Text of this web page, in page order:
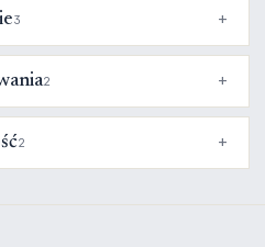
3
2
2